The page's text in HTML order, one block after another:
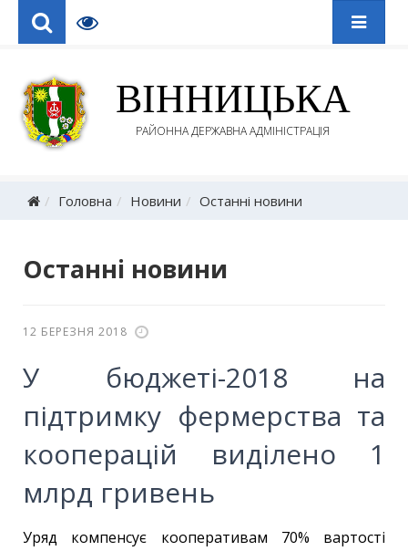
ВІННИЦЬКА
РАЙОННА ДЕРЖАВНА АДМІНІСТРАЦІЯ
Головна Новини Останні новини
Останні новини
12 БЕРЕЗНЯ 2018
У бюджеті-2018 на
підтримку фермерства та
кооперацій виділено 1
млрд гривень
Уряд компенсує кооперативам 70% вартості